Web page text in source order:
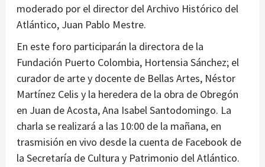
moderado por el director del Archivo Histórico del
Atlántico, Juan Pablo Mestre.
En este foro participarán la directora de la
Fundación Puerto Colombia, Hortensia Sánchez; el
curador de arte y docente de Bellas Artes, Néstor
Martínez Celis y la heredera de la obra de Obregón
en Juan de Acosta, Ana Isabel Santodomingo. La
charla se realizará a las 10:00 de la mañana, en
trasmisión en vivo desde la cuenta de Facebook de
la Secretaría de Cultura y Patrimonio del Atlántico.